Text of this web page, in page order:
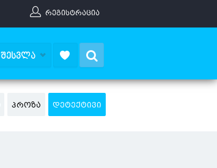
ᲠᲔᲒᲘᲡᲢᲠᲐᲪᲘᲐ
ᲨᲔᲡᲕᲚᲐ
ᲞᲠᲝᲖᲐ ᲓᲔᲢᲔᲥᲢᲘᲕᲘ